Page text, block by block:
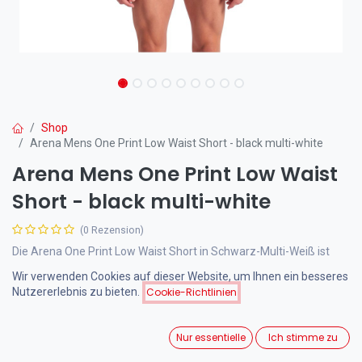
Shop
Arena Mens One Print Low Waist Short - black multi-white
Arena Mens One Print Low Waist
Short - black multi-white
(0 Rezension)
Die Arena One Print Low Waist Short in Schwarz-Multi-Weiß ist
MaxLife Eco Material. Sie bietet 14cm Beinlänge, maximalen
Chlorschutz und höchsten Tragekomfort für intensives
Wir verwenden Cookies auf dieser Website, um Ihnen ein besseres
Nutzererlebnis zu bieten.
Cookie-Richtlinien
Nur essentielle Ich stimme zu